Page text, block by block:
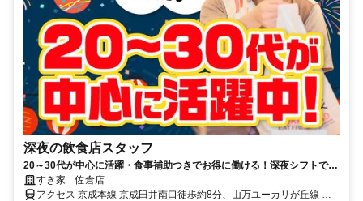
深夜の飲食店スタッフ
20～30代が中心に活躍・食事補助つきでお得に働ける！深夜シフトで稼
ぎませんか◎
すき家 佐倉店
アクセス 京成本線 京成臼井南口徒歩約8分、山万ユーカリが丘線 地